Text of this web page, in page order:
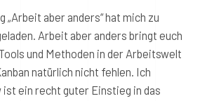
„Arbeit aber anders“ hat mich zu
Arbeit aber anders bringt euch
und Methoden in der Arbeitswelt
natürlich nicht fehlen. Ich
ein recht guter Einstieg in das